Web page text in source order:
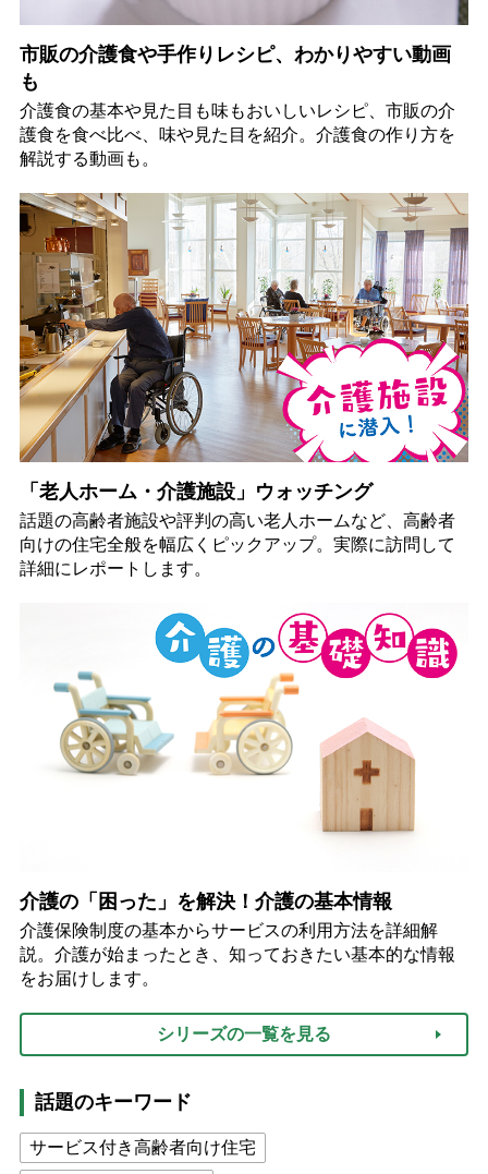
市販の介護食や手作りレシピ、わかりやすい動画
も
介護食の基本や見た目も味もおいしいレシピ、市販の介
護食を食べ比べ、味や見た目を紹介。介護食の作り方を
解説する動画も。
「老人ホーム・介護施設」ウォッチング
話題の高齢者施設や評判の高い老人ホームなど、高齢者
向けの住宅全般を幅広くピックアップ。実際に訪問して
詳細にレポートします。
介護の「困った」を解決！介護の基本情報
介護保険制度の基本からサービスの利用方法を詳細解
説。介護が始まったとき、知っておきたい基本的な情報
をお届けします。
シリーズの一覧を見る
話題のキーワード
サービス付き高齢者向け住宅